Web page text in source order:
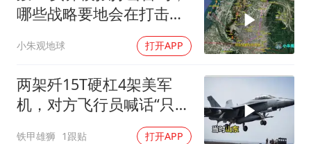
哪些战略要地会在打击清
小朱观地球 打开APP
两架歼15T硬杠4架美军
机，对方飞行员喊话“只想
回家”，被一句话怼到沉默
铁甲雄狮 1跟贴 打开APP